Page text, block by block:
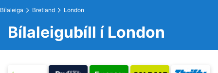
Bílaleiga Bretland London
Bílaleigubíll í London